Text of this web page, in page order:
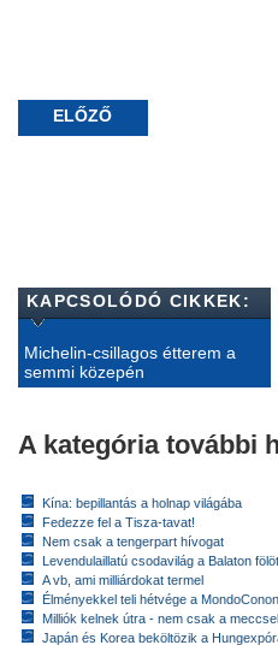
ELŐZŐ
KAPCSOLÓDÓ CIKKEK:
Michelin-csillagos étterem a
semmi közepén
A kategória további
Kína: bepillantás a holnap világába
Fedezze fel a Tisza-tavat!
Nem csak a tengerpart hívogat
Levendulaillatú csodavilág a Balaton
A vb, ami milliárdokat termel
Élményekkel teli hétvége a MondoConon
Milliók kelnek útra - nem csak a
Japán és Korea beköltözik a